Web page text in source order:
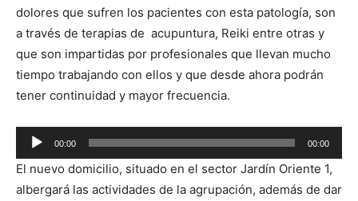
dolores que sufren los pacientes con esta patología, son
a través de terapias de acupuntura, Reiki entre otras y
que son impartidas por profesionales que llevan mucho
tiempo trabajando con ellos y que desde ahora podrán
tener continuidad y mayor frecuencia.
Reproductor
de
audio
00:00 00:00
El nuevo domicilio, situado en el sector Jardín Oriente 1,
albergará las actividades de la agrupación, además de dar